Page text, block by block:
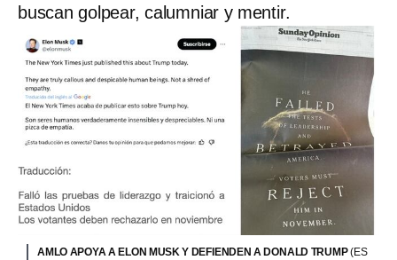
buscan golpear, calumniar y mentir.
AMLO APOYA A ELON MUSK Y DEFIENDEN A DONALD TRUMP(ES